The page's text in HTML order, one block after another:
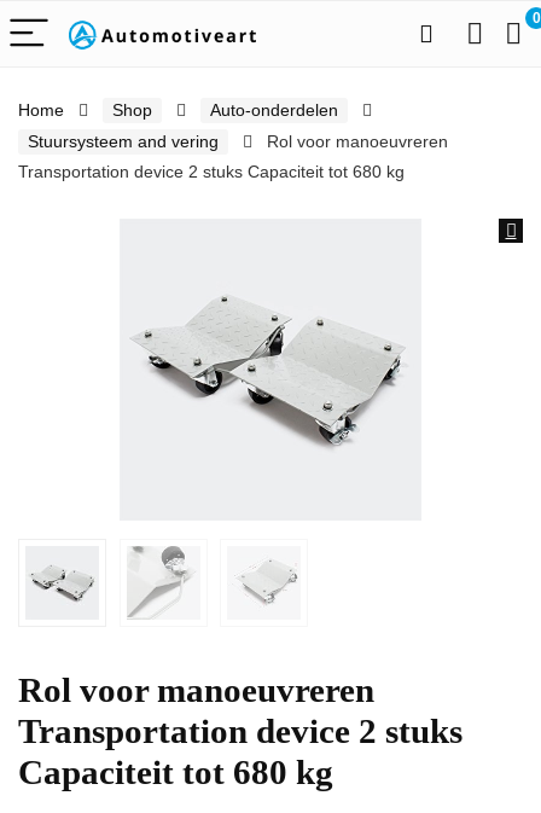
0
Home Shop
Auto-onderdelen
Stuursysteem and vering
Rol voor manoeuvreren
Transportation device 2 stuks Capaciteit tot 680 kg
Rol voor manoeuvreren
Transportation device 2 stuks
Capaciteit tot 680 kg